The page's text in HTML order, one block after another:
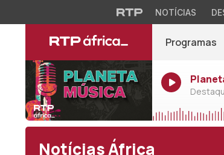
NOTÍCIAS
Programas
Notícias África